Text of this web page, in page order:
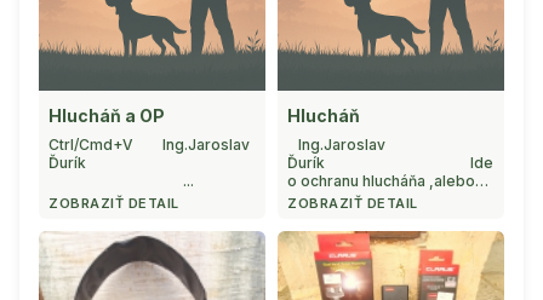
Hlucháň a OP
Ctrl/Cmd+V Ing.Jaroslav
Ďurík
...
ZOBRAZIŤ DETAIL
Hlucháň
Ing.Jaroslav
Ďurík Ide
o ochranu hlucháňa ,alebo
len o ďalšie ochranárske
ZOBRAZIŤ DETAIL